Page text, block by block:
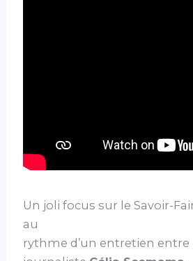
Un joli focus sur le Savoir-
au
rythme d’un entretien entre